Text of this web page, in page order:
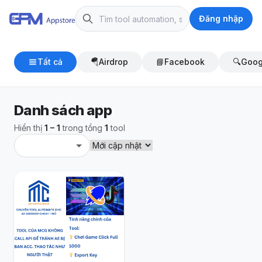
Đăng nhập
Tất cả 🪂Airdrop 📘Facebook 🔍
Danh sách app
Hiển thị 1 – 1 trong tổng 1 tool